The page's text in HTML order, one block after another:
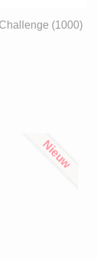
(1000)
Nieuw